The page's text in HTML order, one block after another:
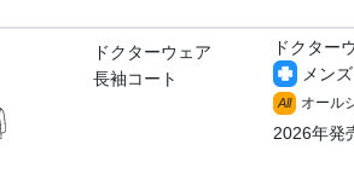
ドクターウェア
長袖コート
ドクター
メンズ
All オール
2026年発